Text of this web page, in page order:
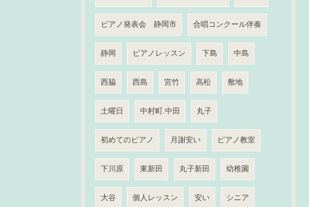
ピアノ発表会 静岡市 合唱コンクール伴奏
静岡 ピアノレッスン 下島 中島
西脇 西島 宮竹 高松 敷地
土曜日 中村町.中田 丸子
初めてのピアノ 月謝安い ピアノ教室
下川原 東新田 丸子新田 幼稚園
大谷 個人レッスン 安い シニア